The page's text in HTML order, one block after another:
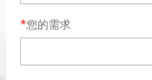
您的需求